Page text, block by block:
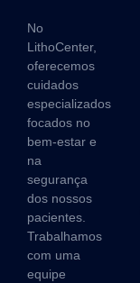
No
LithoCenter,
oferecemos
cuidados
especializados
focados no
bem-estar e
na
segurança
dos nossos
pacientes.
Trabalhamos
com uma
equipe